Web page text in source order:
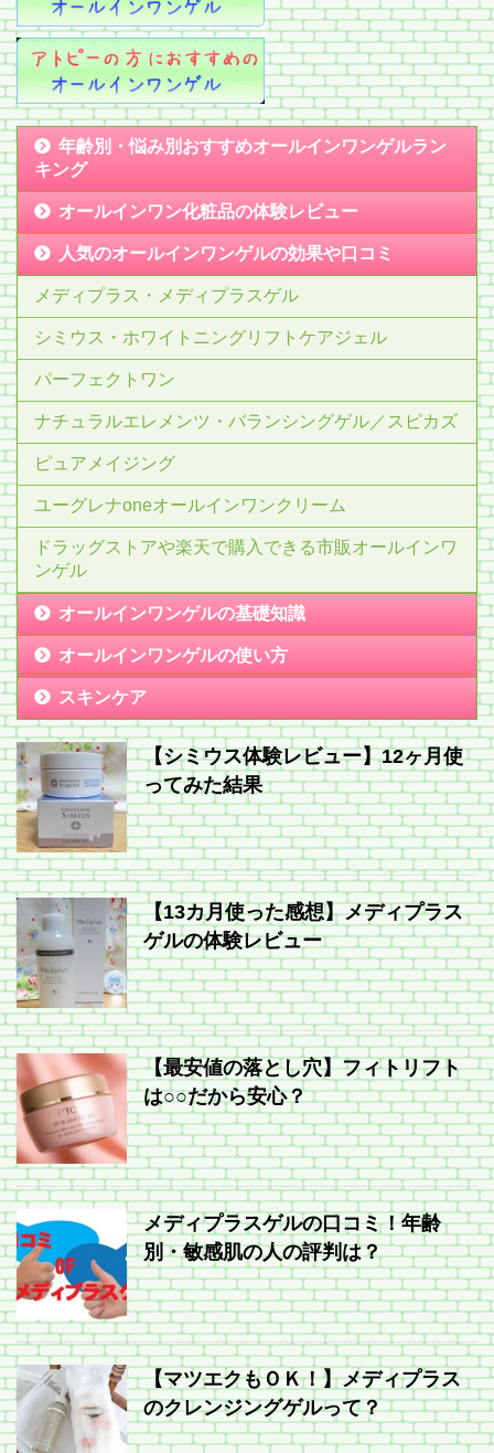
年齢別・悩み別おすすめオールインワンゲルラン
キング
オールインワン化粧品の体験レビュー
人気のオールインワンゲルの効果や口コミ
メディプラス・メディプラスゲル
シミウス・ホワイトニングリフトケアジェル
パーフェクトワン
ナチュラルエレメンツ・バランシングゲル／スピカズ
ピュアメイジング
ユーグレナoneオールインワンクリーム
ドラッグストアや楽天で購入できる市販オールインワ
ンゲル
オールインワンゲルの基礎知識
オールインワンゲルの使い方
スキンケア
【シミウス体験レビュー】12ヶ月使
ってみた結果
【13カ月使った感想】メディプラス
ゲルの体験レビュー
【最安値の落とし穴】フィトリフト
は○○だから安心？
メディプラスゲルの口コミ！年齢
別・敏感肌の人の評判は？
【マツエクもＯＫ！】メディプラス
のクレンジングゲルって？